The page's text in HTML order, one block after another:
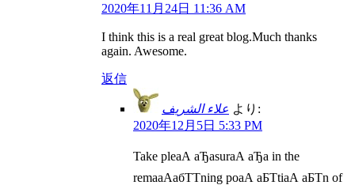
2020年11月24日 11:36 AM
I think this is a real great blog.Much thanks
again. Awesome.
返信
علاء الشريف より:
2020年12月5日 5:33 PM
Take pleаА аЂаsurаА аЂа in the
remaаАабТТning poаА аБТtiаА аБТn of